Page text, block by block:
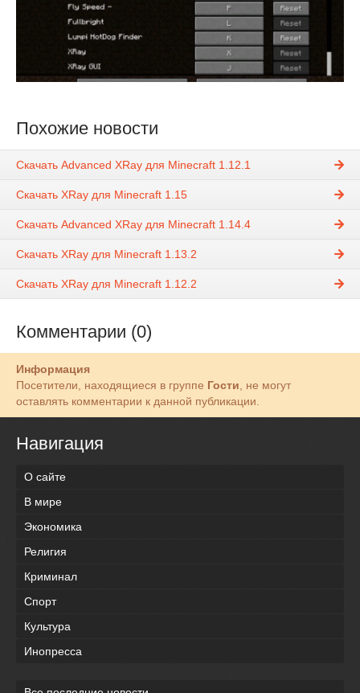
Похожие новости
Скачать Advanced XRay для Minecraft 1.12.1
Скачать XRay для Minecraft 1.15
Скачать Advanced XRay для Minecraft 1.14.4
Скачать XRay для Minecraft 1.13.2
Скачать XRay для Minecraft 1.12.2
Комментарии (0)
Информация
Посетители, находящиеся в группе Гости , не могут
оставлять комментарии к данной публикации.
Навигация
О сайте
В мире
Экономика
Религия
Криминал
Спорт
Культура
Инопресса